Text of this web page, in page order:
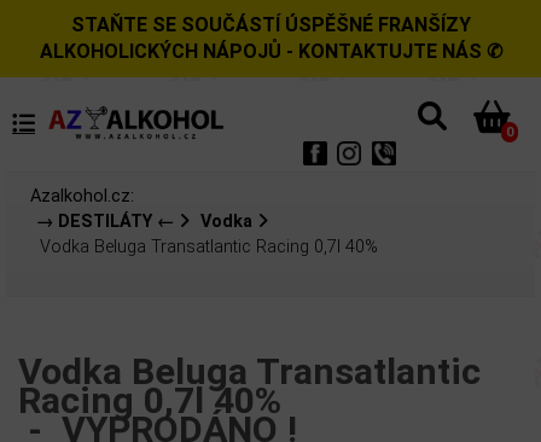
STAŇTE SE SOUČÁSTÍ ÚSPĚŠNÉ FRANŠÍZY
ALKOHOLICKÝCH NÁPOJŮ - KONTAKTUJTE NÁS ✆
0
Azalkohol.cz:
→ DESTILÁTY ←
Vodka
Vodka Beluga Transatlantic Racing 0,7l 40%
Vodka Beluga Transatlantic
Racing 0,7l 40%
- VYPRODÁNO !